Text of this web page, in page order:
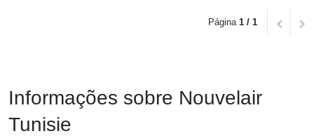
Página 1 / 1
Informações sobre Nouvelair
Tunisie